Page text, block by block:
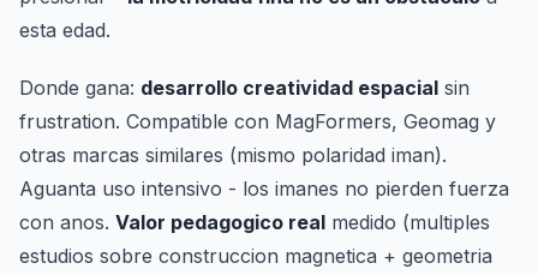
esta edad.
Donde gana: desarrollo creatividad espacial sin
frustration. Compatible con MagFormers, Geomag y
otras marcas similares (mismo polaridad iman).
Aguanta uso intensivo - los imanes no pierden fuerza
con anos. Valor pedagogico real medido (multiples
estudios sobre construccion magnetica + geometria